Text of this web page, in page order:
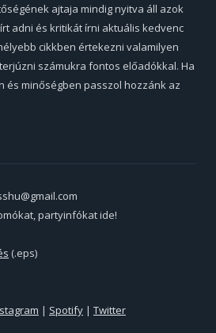
ajtaja mindig nyitva áll azok
adni és kritikát írni aktuális kedvenc
cikkben értekezni valamilyen
számukra fontos előadókkal. Ha
és minőségben passzol hozzánk az
partyinfókat ide!
(.eps)
| Spotify | Twitter